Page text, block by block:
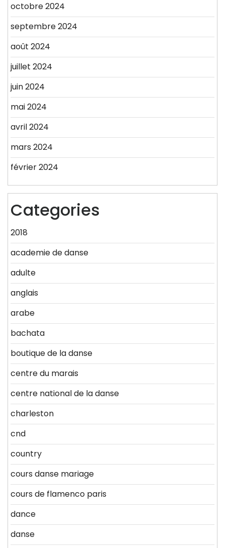
octobre 2024
septembre 2024
août 2024
juillet 2024
juin 2024
mai 2024
avril 2024
mars 2024
février 2024
Categories
2018
academie de danse
adulte
anglais
arabe
bachata
boutique de la danse
centre du marais
centre national de la danse
charleston
cnd
country
cours danse mariage
cours de flamenco paris
dance
danse